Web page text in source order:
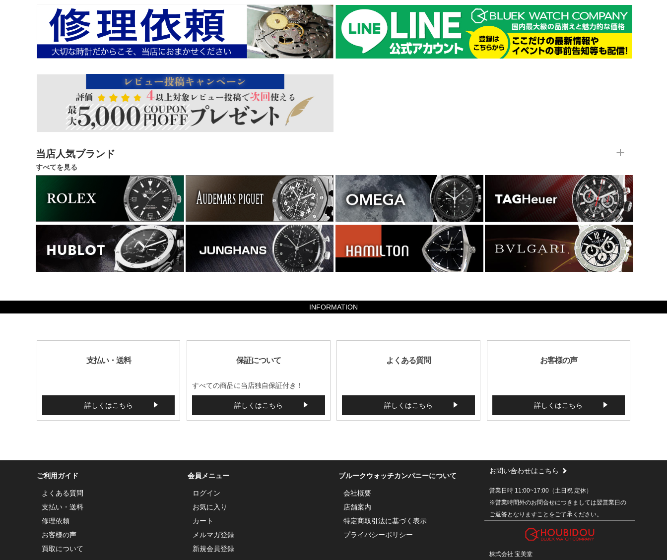
当店人気ブランド
すべてを見る
INFORMATION
支払い・送料
詳しくはこちら
保証について
すべての商品に当店独自保証付き！
詳しくはこちら
よくある質問
詳しくはこちら
お客様の声
詳しくはこちら
ご利用ガイド
よくある質問
支払い・送料
修理依頼
お客様の声
買取について
会員メニュー
ログイン
お気に入り
カート
メルマガ登録
新規会員登録
ブルークウォッチカンパニーについて
会社概要
店舗案内
特定商取引法に基づく表示
プライバシーポリシー
お問い合わせはこちら
営業日時 11:00~17:00（土日祝 定休）
※営業時間外のお問合せにつきましては翌営業日の
ご返答となりますことをご了承ください。
株式会社 宝美堂